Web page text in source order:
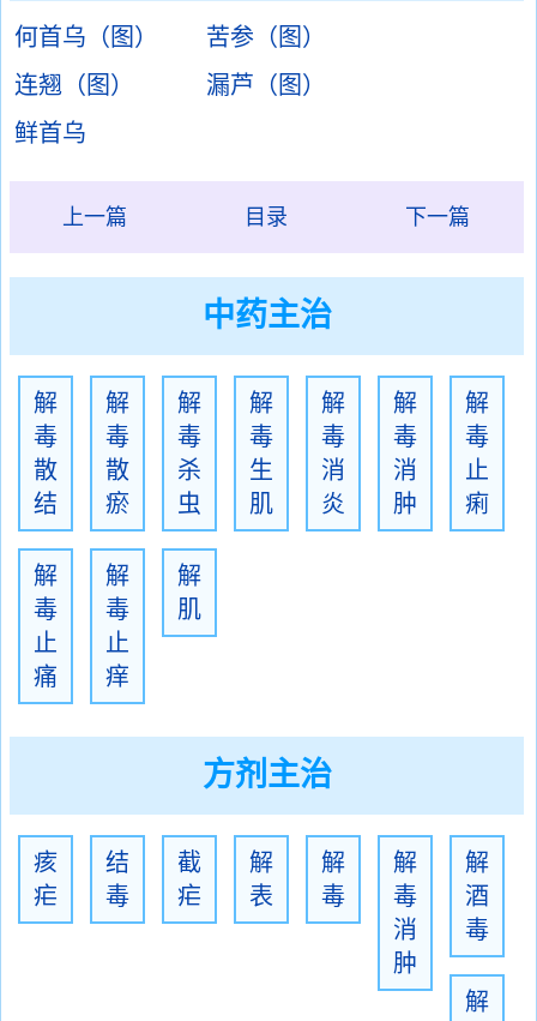
何首乌（图）
苦参（图）
连翘（图）
漏芦（图）
鲜首乌
上一篇 目录 下一篇
中药主治
解
毒
散
结
解
毒
散
瘀
解
毒
杀
虫
解
毒
生
肌
解
毒
消
炎
解
毒
消
肿
解
毒
止
痢
解
毒
止
痛
解
毒
止
痒
解
肌
方剂主治
痎
疟
结
毒
截
疟
解
表
解
毒
解
毒
消
肿
解
酒
毒
解